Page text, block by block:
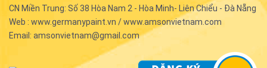
CN Miền Trung: Số 38 Hòa Nam 2 - Hòa Minh- Liên Chiểu - Đà Nẵng
Web : www.germanypaint.vn / www.amsonvietnam.com
Email: amsonvietnam@gmail.com